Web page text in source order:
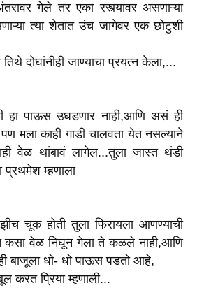
गेले तर एका रस्त्यावर असणाऱ्या
त्या शेतात उंच जागेवर एक छोटुशी
दोघांनीही जाण्याचा प्रयत्न केला,...
हा पाऊस उघडणार नाही,आणि असं ही
मला काही गाडी चालवता येत नसल्याने
वेळ थांबावं लागेल...तुला जास्त थंडी
म्हणाला
चूक होती तुला फिरायला आणण्याची
कसा वेळ निघून गेला ते कळले नाही,आणि
बाजूला धो- धो पाऊस पडतो आहे,
प्रिया म्हणाली...